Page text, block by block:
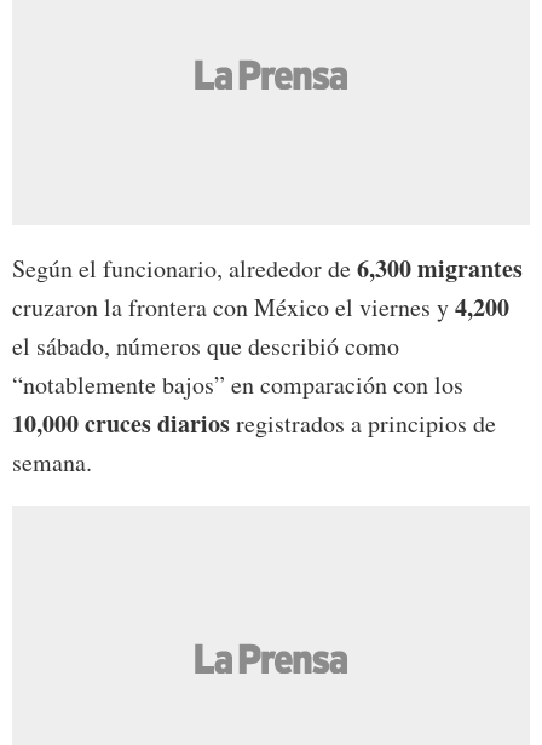
Según el funcionario, alrededor de6,300 migrantes
cruzaron la frontera con México el viernes y4,200
el sábado, números que describió como
“notablemente bajos” en comparación con los
10,000 cruces diariosregistrados a principios de
semana.